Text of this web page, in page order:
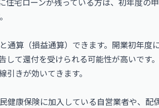
通算（損益通算）できます。開業初年度
して還付を受けられる可能性が高いです
きが効いてきます。
健康保険に加入している自営業者や、配